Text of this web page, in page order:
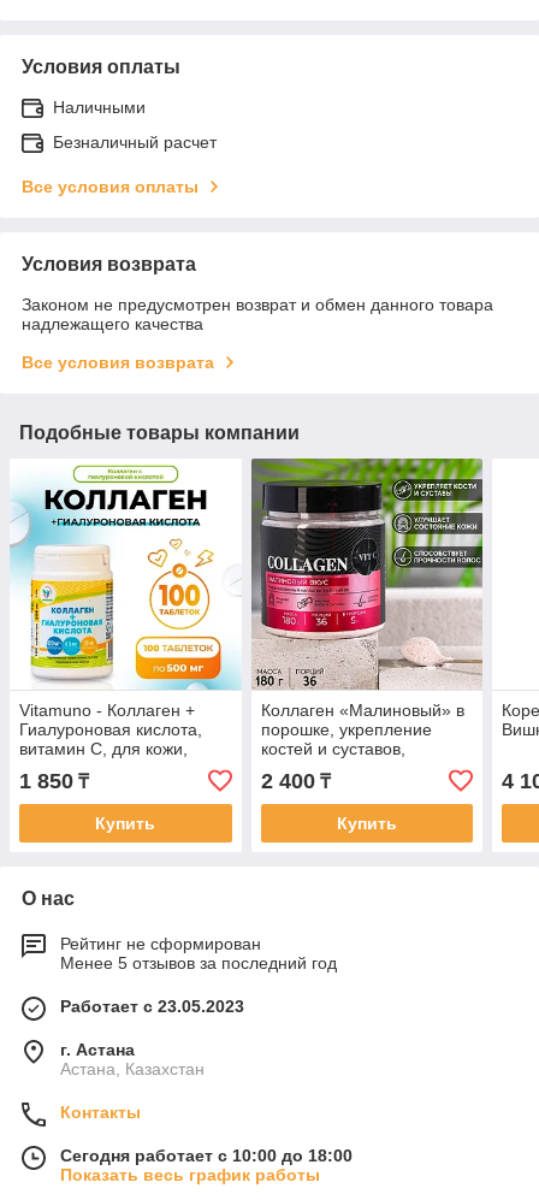
Условия оплаты
Наличными
Безналичный расчет
Все условия оплаты
Условия возврата
Законом не предусмотрен возврат и обмен данного товара
надлежащего качества
Все условия возврата
Подобные товары компании
Vitamuno - Коллаген +
Гиалуроновая кислота,
витамин С, для кожи,
волос и ногтей 100
таблеток по 500 мг
1 850 ₸
Купить
Коллаген «Малиновый» в
порошке, укрепление
костей и суставов,
здоровая кожа и волосы,
180 г
2 400₸
Купить
4
О нас
Рейтинг не сформирован
Менее 5 отзывов за последний год
Работает с 23.05.2023
г. Астана
Астана, Казахстан
Контакты
Сегодня работает с 10:00 до 18:00
Показать весь график работы